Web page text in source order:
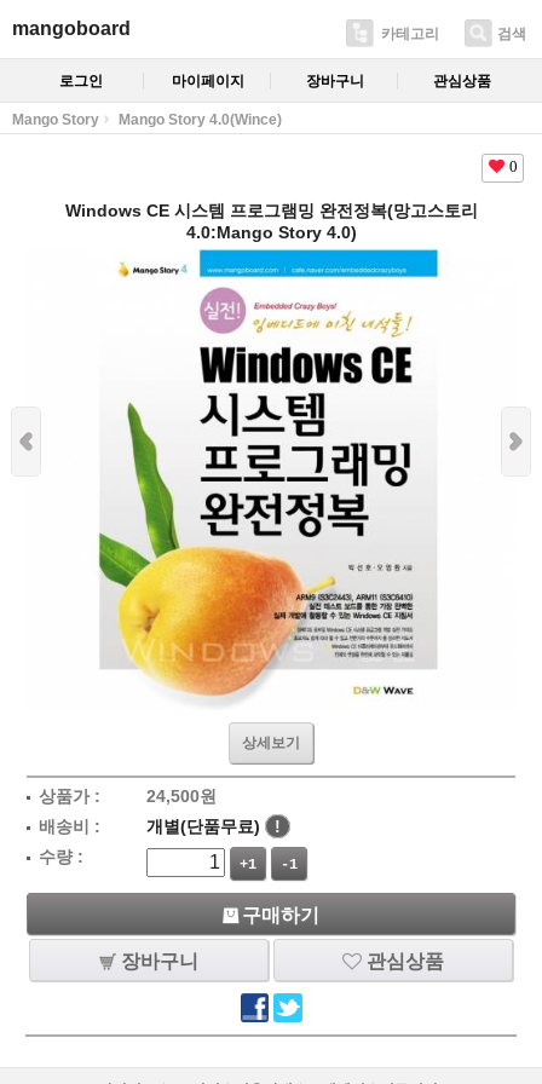
mangoboard 카테고리 검색
로그인 마이페이지 장바구니 관심상품
Mango Story Mango Story 4.0(Wince)
0
Windows CE 시스템 프로그램밍 완전정복(망고스토리
4.0:Mango Story 4.0)
상세보기
상품가 : 24,500원
배송비 :
개별(단품무료)
!
수량 :
+1 -1
구매하기
장바구니 관심상품